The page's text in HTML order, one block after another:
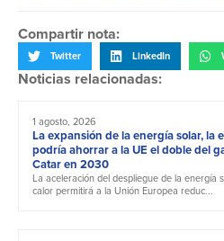
Compartir nota:
Twitter LinkedIn
Noticias relacionadas:
1 agosto, 2026
La expansión de la energía solar, la
podría ahorrar a la UE el doble del
Catar en 2030
La aceleración del despliegue de la energía
calor permitirá a la Unión Europea reduc...